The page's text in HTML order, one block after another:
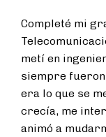
Completé mi
metí en
siempre fueron
era lo que se
crecía, me
animó a